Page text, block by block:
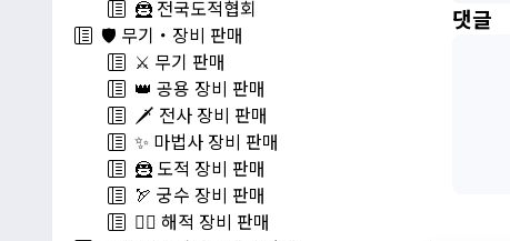
🦹 전국도적협회
🛡️ 무기・장비 판매
⚔️ 무기 판매
👑 공용 장비 판매
🗡️ 전사 장비 판매
✨ 마법사 장비 판매
🦹 도적 장비 판매
🏹 궁수 장비 판매
🏴‍☠️ 해적 장비 판매
댓글